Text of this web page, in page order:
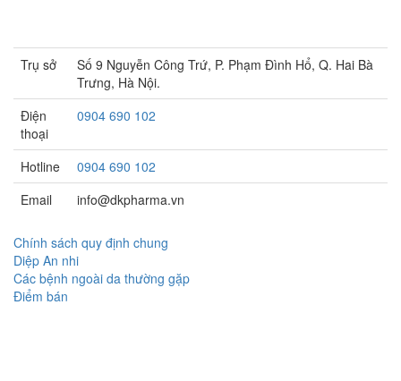
Trụ sở
Số 9 Nguyễn Công Trứ, P. Phạm Đình Hổ, Q. Hai Bà
Trưng, Hà Nội.
Điện
thoại
0904 690 102
Hotline
0904 690 102
Email
info@dkpharma.vn
Chính sách quy định chung
Diệp An nhi
Các bệnh ngoài da thường gặp
Điểm bán